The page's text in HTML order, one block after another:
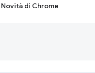
Novità di Chrome